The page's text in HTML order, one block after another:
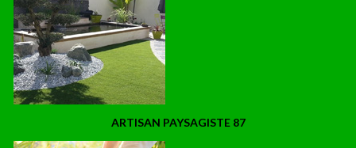
ARTISAN PAYSAGISTE 87